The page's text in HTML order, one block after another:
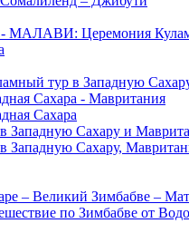
Церемония
тур в Западную
Сахара - Мавритания
Сахара
Западную Сахару и
Западную Сахару,
– Великий Зимбабве –
по Зимбабве от